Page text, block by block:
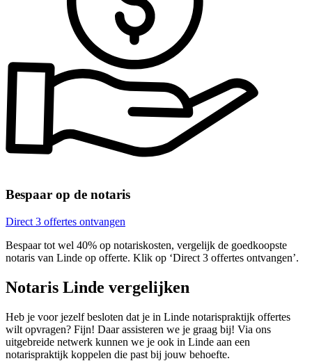
Bespaar op de notaris
Direct 3 offertes ontvangen
Bespaar tot wel 40% op notariskosten, vergelijk de goedkoopste
notaris van Linde op offerte. Klik op ‘Direct 3 offertes ontvangen’.
Notaris Linde vergelijken
Heb je voor jezelf besloten dat je in Linde notarispraktijk offertes
wilt opvragen? Fijn! Daar assisteren we je graag bij! Via ons
uitgebreide netwerk kunnen we je ook in Linde aan een
notarispraktijk koppelen die past bij jouw behoefte.